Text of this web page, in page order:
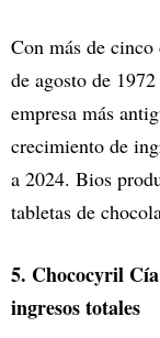
Con más de
de agosto de
empresa más
crecimiento de
a 2024. Bios
tabletas de
5. Chococyril
ingresos totales